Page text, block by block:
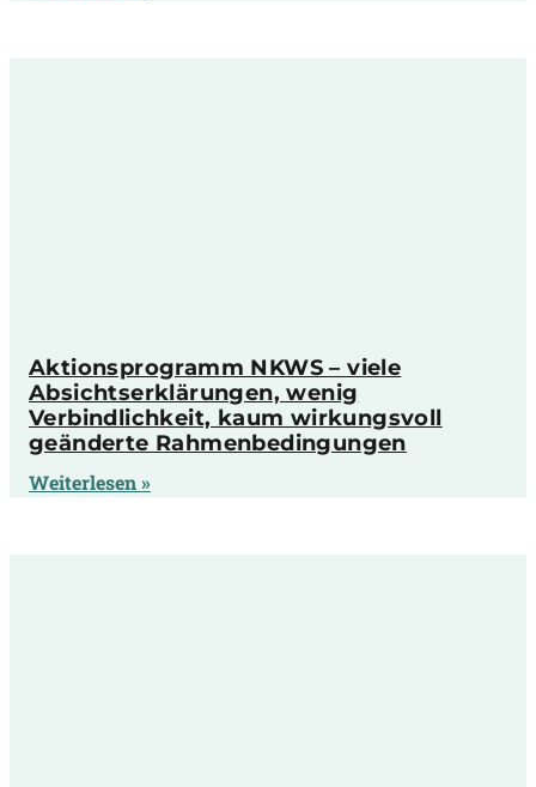
Aktionsprogramm NKWS – viele
Absichtserklärungen, wenig
Verbindlichkeit, kaum wirkungsvoll
geänderte Rahmenbedingungen
Weiterlesen »